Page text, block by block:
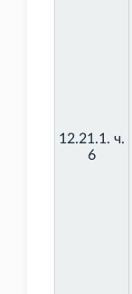
12.21.1. ч.
6